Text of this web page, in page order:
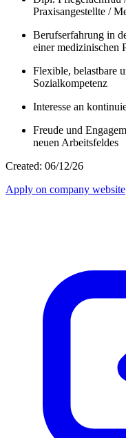
Praxisangestellte /
Berufserfahrung in
einer medizinischen
Flexible, belastbare
Sozialkompetenz
Interesse an
Freude und
neuen Arbeitsfeldes
Created: 06/12/26
Apply on company website